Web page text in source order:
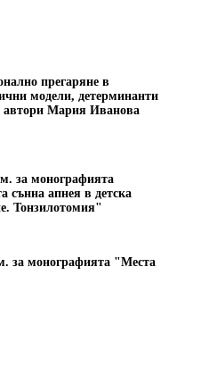
прегаряне в
модели, детерминанти
автори Мария Иванова
за монографията
сънна апнея в детска
Тонзилотомия"
за монографията "Места